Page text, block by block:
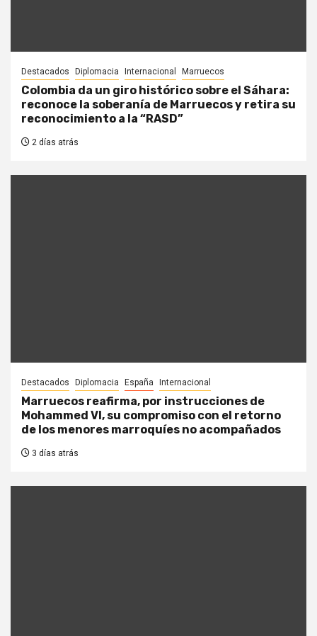
Destacados Diplomacia Internacional Marruecos
Colombia da un giro histórico sobre el Sáhara:
reconoce la soberanía de Marruecos y retira su
reconocimiento a la “RASD”
2 días atrás
Destacados Diplomacia España Internacional
Marruecos reafirma, por instrucciones de
Mohammed VI, su compromiso con el retorno
de los menores marroquíes no acompañados
3 días atrás